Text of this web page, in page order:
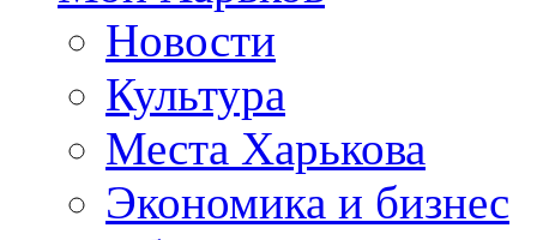
Новости
Культура
Места Харькова
Экономика и бизнес